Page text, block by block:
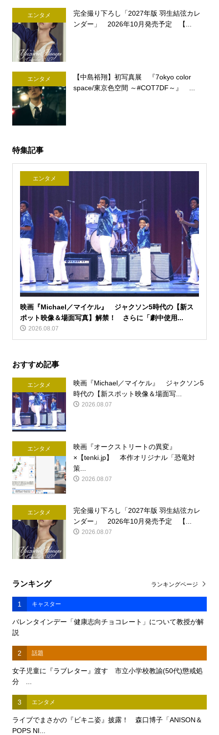
エンタメ
完全撮り下ろし「2027年版 羽生結弦カレ
ンダー」 2026年10月発売予定 【...
エンタメ
【中島裕翔】初写真展 『7okyo color
space/東京色空間 ～#COT7DF～』 ...
特集記事
エンタメ
映画『Michael／マイケル』 ジャクソン5時代の【新ス
ポット映像＆場面写真】解禁！ さらに「劇中使用...
2026.08.07
おすすめ記事
エンタメ
映画『Michael／マイケル』 ジャクソン5
時代の【新スポット映像＆場面写...
2026.08.07
エンタメ
映画『オークストリートの異変』
×【tenki.jp】 本作オリジナル「恐竜対
策...
2026.08.07
エンタメ
完全撮り下ろし「2027年版 羽生結弦カレ
ンダー」 2026年10月発売予定 【...
2026.08.07
ランキング
1 キャスター
バレンタインデー「健康志向チョコレート」について教授が解
説
2 話題
女子児童に『ラブレター』渡す 市立小学校教諭(50代)懲戒処
分 ...
3 エンタメ
ライブでまさかの『ビキニ姿』披露！ 森口博子「ANISON＆
POPS NI...
ランキングページ